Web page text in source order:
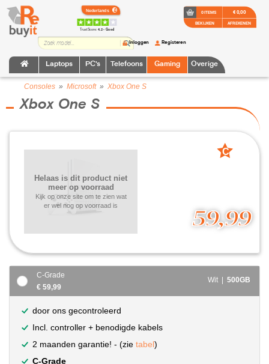
TrustScore:4.2 • Goed
Laptops PC's Telefoons Gaming Overige
Inloggen Registeren
0 ITEMS
BEKIJKEN
€ 0,00
AFREKENEN
Consoles » Microsoft» Xbox One S
Xbox One S
59,99
Helaas is dit product niet
meer op voorraad
Kijk op onze site om te zien wat
er wel nog op voorraad is
C
C-Grade
€ 59,99
Wit | 500GB
door ons gecontroleerd
Incl. controller + benodigde kabels
2 maanden garantie! - (zie tabel)
C-Grade